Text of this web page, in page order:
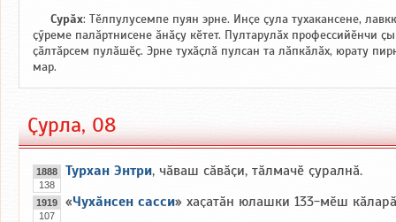
Сурӑх: Тӗлпулусемпе пуян эрне. Инҫе ҫула тухакансене,
ҫӳреме палӑртнисене ӑнӑҫу кӗтет. Пултарулӑх профессийӗнчи
ҫӑлтӑрсем пулӑшӗҫ. Эрне тухӑҫлӑ пулсан та лӑпкӑлӑх, юрату
мар.
Ҫурла, 08
1888
138
Турхан Энтри, чӑваш сӑвӑҫи, тӑлмачӗ ҫуралнӑ.
1919
107
«Чухӑнсен сасси» хаҫатӑн юлашки 133-мӗш